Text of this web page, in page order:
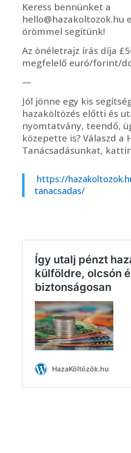
Keress bennünket a
hello@hazakoltozok.hu
örömmel segítünk!
Az önéletrajz írás díja
megfelelő euró/forint/
—
Jól jönne egy kis
hazaköltözés előtti és
nyomtatvány, teendő,
közepette is? Válaszd a
Tanácsadásunkat,
https://
tanacsadas/